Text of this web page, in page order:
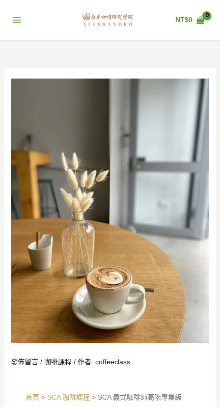
NT$0
發佈留言 / 咖啡課程 / 作者: coffeeclass
首頁 > SCA 咖啡課程 > SCA 義式咖啡師高階專業級